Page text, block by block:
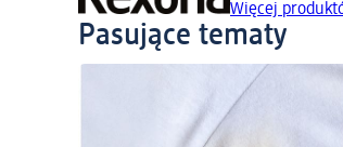
Więcej
Pasujące tematy